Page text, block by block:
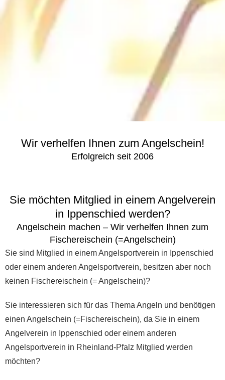
Wir verhelfen Ihnen zum Angelschein!
Erfolgreich seit 2006
Sie möchten Mitglied in einem Angelverein
in Ippenschied werden?
Angelschein machen – Wir verhelfen Ihnen zum
Fischereischein (=Angelschein)
Sie sind Mitglied in einem Angelsportverein in Ippenschied
oder einem anderen Angelsportverein, besitzen aber noch
keinen Fischereischein (= Angelschein)?
Sie interessieren sich für das Thema Angeln und benötigen
einen Angelschein (=Fischereischein), da Sie in einem
Angelverein in Ippenschied oder einem anderen
Angelsportverein in Rheinland-Pfalz Mitglied werden
möchten?